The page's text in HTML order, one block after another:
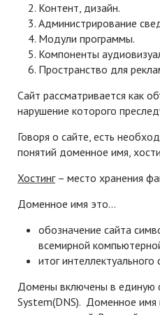
Контент, дизайн.
Администрирование
Модули программы.
Компоненты
Пространство для
Сайт рассматривается как
нарушение которого
Говоря о сайте, есть
понятий доменное имя,
Хостинг– место хранения
Доменное имя это…
обозначение сайта
всемирной
итог
Домены включены в единую
System(DNS). Доменное